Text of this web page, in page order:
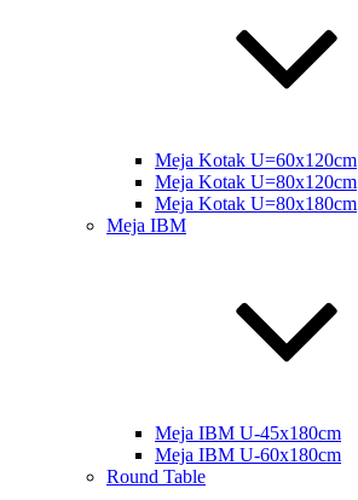
Meja Kotak U=60x120cm
Meja Kotak U=80x120cm
Meja Kotak U=80x180cm
Meja IBM
Meja IBM U-45x180cm
Meja IBM U-60x180cm
Round Table